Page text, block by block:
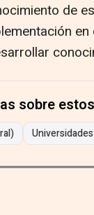
de
sobre
Universidades